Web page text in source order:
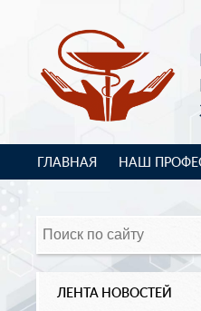
ГЛАВНАЯ НАШ
ЛЕНТА НОВОСТЕЙ